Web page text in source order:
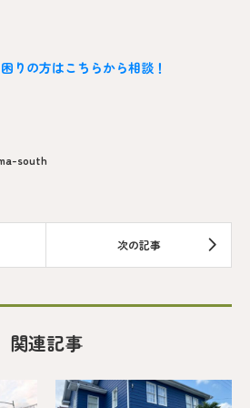
りの方はこちらから相談！
south
関連記事